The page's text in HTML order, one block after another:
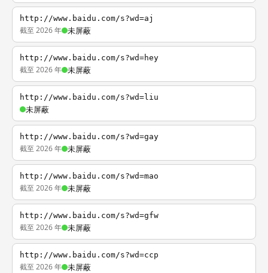
http://www.baidu.com/s?wd=aj
截至 2026 年 未屏蔽
http://www.baidu.com/s?wd=hey
截至 2026 年 未屏蔽
http://www.baidu.com/s?wd=liu
未屏蔽
http://www.baidu.com/s?wd=gay
截至 2026 年 未屏蔽
http://www.baidu.com/s?wd=mao
截至 2026 年 未屏蔽
http://www.baidu.com/s?wd=gfw
截至 2026 年 未屏蔽
http://www.baidu.com/s?wd=ccp
截至 2026 年 未屏蔽